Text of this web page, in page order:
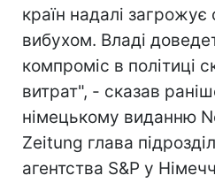
країн надалі загрожує
вибухом. Владі
компроміс в політиці
витрат", - сказав
німецькому виданню
Zeitung глава
агентства S&P у